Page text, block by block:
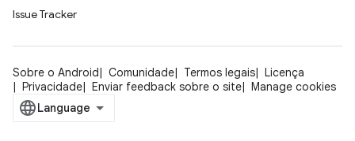
Issue Tracker
Sobre o Android Comunidade Termos legais
Licença
Privacidade
Enviar feedback sobre o site Manage cookies